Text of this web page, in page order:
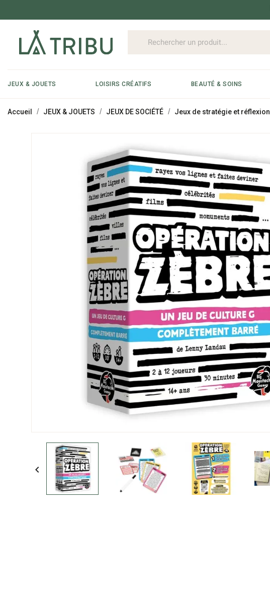
JEUX & JOUETS LOISIRS CRÉATIFS BEAUTÉ & SOINS
Accueil JEUX & JOUETS JEUX DE SOCIÉTÉ Jeux de stratégie et réflexion
